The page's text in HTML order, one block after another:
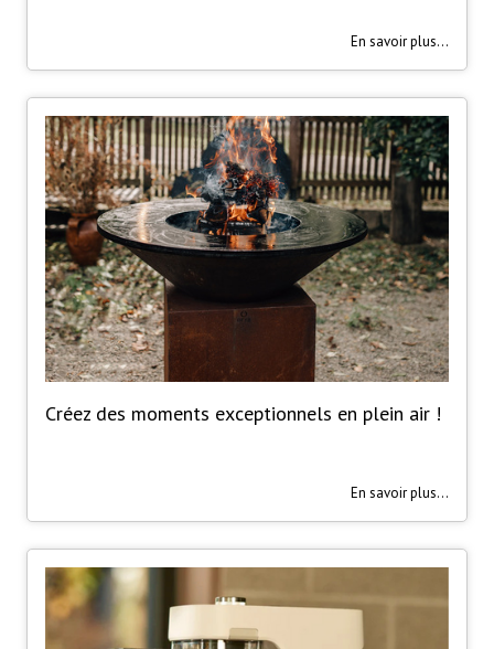
En savoir plus...
Créez des moments exceptionnels en plein air !
En savoir plus...